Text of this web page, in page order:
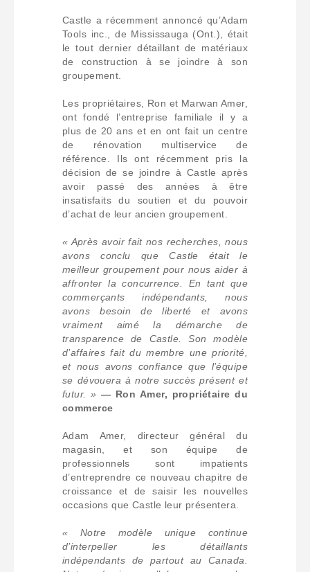
Castle a récemment annoncé qu’Adam
Tools inc., de Mississauga (Ont.), était
le tout dernier détaillant de matériaux
de construction à se joindre à son
groupement.
Les propriétaires, Ron et Marwan Amer,
ont fondé l’entreprise familiale il y a
plus de 20 ans et en ont fait un centre
de rénovation multiservice de
référence. Ils ont récemment pris la
décision de se joindre à Castle après
avoir passé des années à être
insatisfaits du soutien et du pouvoir
d’achat de leur ancien groupement.
« Après avoir fait nos recherches, nous
avons conclu que Castle était le
meilleur groupement pour nous aider à
affronter la concurrence. En tant que
commerçants indépendants, nous
avons besoin de liberté et avons
vraiment aimé la démarche de
transparence de Castle. Son modèle
d’affaires fait du membre une priorité,
et nous avons confiance que l’équipe
se dévouera à notre succès présent et
futur. » — Ron Amer, propriétaire du
commerce
Adam Amer, directeur général du
magasin, et son équipe de
professionnels sont impatients
d’entreprendre ce nouveau chapitre de
croissance et de saisir les nouvelles
occasions que Castle leur présentera.
« Notre modèle unique continue
d’interpeller les détaillants
indépendants de partout au Canada.